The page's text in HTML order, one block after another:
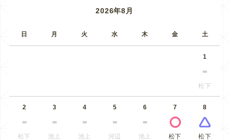
2026年8月
日 月 火 水 木 金 土
1
松下
2
松下
3
池上
4
池上
5
河辺
6
池上
7
松下
8
松下